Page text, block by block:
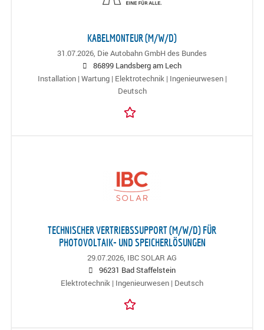
KABELMONTEUR (M/W/D)
31.07.2026, Die Autobahn GmbH des Bundes
86899 Landsberg am Lech
Installation | Wartung | Elektrotechnik | Ingenieurwesen |
Deutsch
TECHNISCHER VERTRIEBSSUPPORT (M/W/D) FÜR
PHOTOVOLTAIK- UND SPEICHERLÖSUNGEN
29.07.2026, IBC SOLAR AG
96231 Bad Staffelstein
Elektrotechnik | Ingenieurwesen | Deutsch